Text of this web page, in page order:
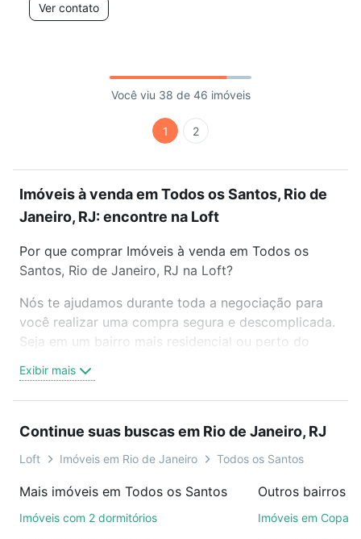
Ver contato
Você viu 38 de 46 imóveis
1 2
Imóveis à venda em Todos os Santos, Rio de
Janeiro, RJ: encontre na Loft
Por que comprar Imóveis à venda em Todos os
Santos, Rio de Janeiro, RJ na Loft?
Nós te ajudamos durante toda a negociação para
você realizar uma compra segura e descomplicada.
Seja em um bairro mais residencial ou perto do
oferta ideal de Imóveis à venda em Todos os
Santos, Rio de Janeiro, RJ para conquistar seu
videochamada, é grátis, sem compromisso e você
ainda conta com mais de 46 mil corretores e
de imóveis.
Exibir mais
Continue suas buscas em Rio de Janeiro, RJ
Loft Imóveis em Rio de Janeiro Todos os Santos
Mais imóveis em Todos os Santos
Imóveis com 2 dormitórios
Imóveis em